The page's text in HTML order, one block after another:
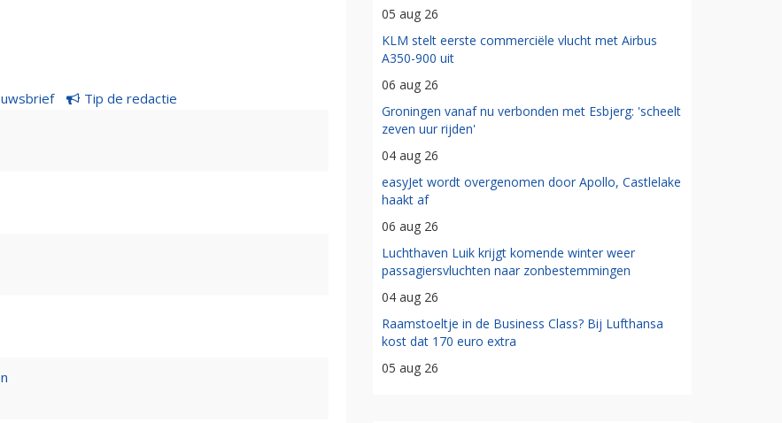
Tip de redactie
05 aug 26
KLM stelt eerste commerciële vlucht met Airbus
A350-900 uit
06 aug 26
Groningen vanaf nu verbonden met Esbjerg: 'scheelt
zeven uur rijden'
04 aug 26
easyJet wordt overgenomen door Apollo, Castlelake
haakt af
06 aug 26
Luchthaven Luik krijgt komende winter weer
passagiersvluchten naar zonbestemmingen
04 aug 26
Raamstoeltje in de Business Class? Bij Lufthansa
kost dat 170 euro extra
05 aug 26